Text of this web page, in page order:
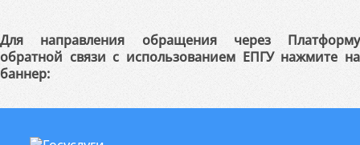
Для направления обращения через Платформу
обратной связи с использованием ЕПГУ нажмите на
баннер: